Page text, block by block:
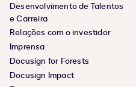
Desenvolvimento de Talentos
e Carreira
Relações com o investidor
Imprensa
Docusign for Forests
Docusign Impact